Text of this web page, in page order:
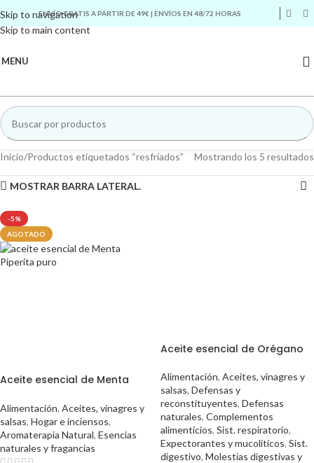
Skip to navigation
Skip to main content
ENVÍO GRATIS A PARTIR DE 49€ | ENVÍOS EN 48/72 HORAS
MENU
Inicio Productos etiquetados “resfriados” Mostrando los 5 resultados
MOSTRAR BARRA LATERAL.
-5%
AGOTADO
Aceite esencial de Menta
Alimentación, Aceites, vinagres y
salsas, Hogar e inciensos,
Aromaterapia Natural, Esencias
naturales y fragancias
Aceite esencial de Orégano
Alimentación, Aceites, vinagres y
salsas, Defensas y
reconstituyentes, Defensas
naturales, Complementos
alimenticios, Sist. respiratorio,
Expectorantes y mucolíticos, Sist.
digestivo, Molestias digestivas y